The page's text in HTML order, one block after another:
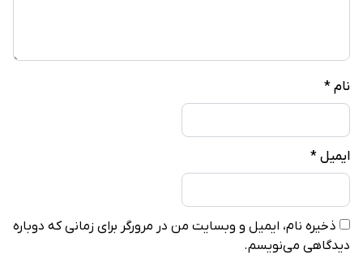
نام *
ایمیل *
ذخیره نام، ایمیل و وبسایت من در مرورگر برای زمانی که دوباره
دیدگاهی می‌نویسم.